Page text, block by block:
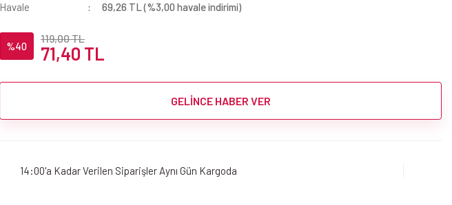
Havale
69,26 TL (%3,00 havale indirimi)
%40
119,00 TL
71,40 TL
GELİNCE HABER VER
14:00'a Kadar Verilen Siparişler Aynı Gün Kargoda